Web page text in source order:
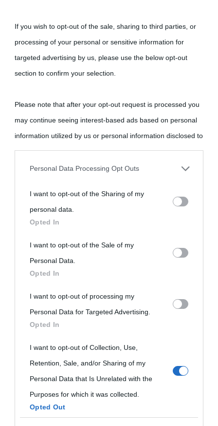
If you wish to opt-out of the sale, sharing to third parties, or
processing of your personal or sensitive information for
targeted advertising by us, please use the below opt-out
section to confirm your selection.
Please note that after your opt-out request is processed you
may continue seeing interest-based ads based on personal
information utilized by us or personal information disclosed to
third parties prior to your opt-out.
personal information by third parties on the IAB’s list of
downstream participants.
This information may also be disclosed by us to third parties
on the IAB’s List of Downstream Participants that may further
disclose it to other third parties.
Please note that this website/app uses one or more Google
services and may gather and store information including but
not limited to your visit or usage behaviour. You may click to
grant or deny consent to Google and its third-party tags to
use your data for below specified purposes in below Google
consent section.
Personal Data Processing Opt Outs
I want to opt-out of the Sharing of my
personal data.
Opted In
I want to opt-out of the Sale of my
Personal Data.
Opted In
I want to opt-out of processing my
Personal Data for Targeted Advertising.
Opted In
I want to opt-out of Collection, Use,
Retention, Sale, and/or Sharing of my
Personal Data that Is Unrelated with the
Purposes for which it was collected.
Opted Out